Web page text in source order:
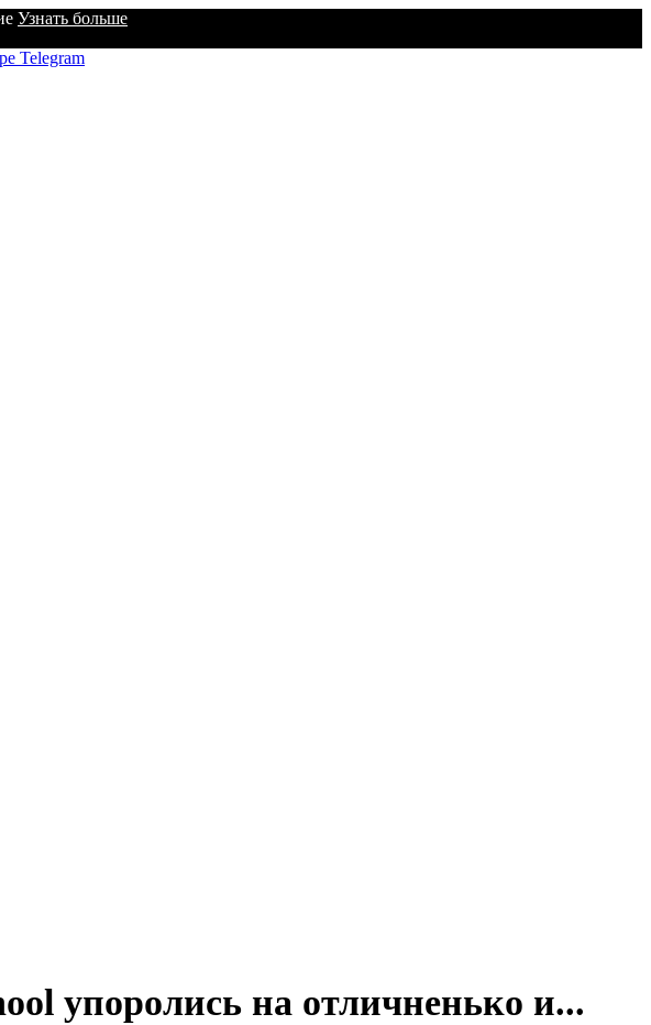
Узнать больше
упоролись на отличненько и...